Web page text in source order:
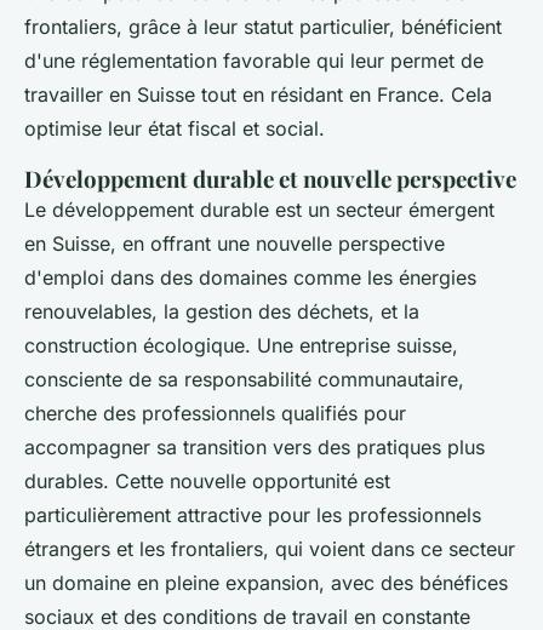
frontaliers, grâce à leur statut particulier, bénéficient
d'une réglementation favorable qui leur permet de
travailler en Suisse tout en résidant en France. Cela
optimise leur état fiscal et social.
Développement durable et nouvelle perspective
Le développement durable est un secteur émergent
en Suisse, en offrant une nouvelle perspective
d'emploi dans des domaines comme les énergies
renouvelables, la gestion des déchets, et la
construction écologique. Une entreprise suisse,
consciente de sa responsabilité communautaire,
cherche des professionnels qualifiés pour
accompagner sa transition vers des pratiques plus
durables. Cette nouvelle opportunité est
particulièrement attractive pour les professionnels
étrangers et les frontaliers, qui voient dans ce secteur
un domaine en pleine expansion, avec des bénéfices
sociaux et des conditions de travail en constante